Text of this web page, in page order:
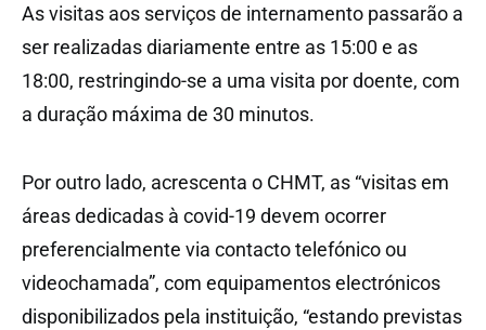
As visitas aos serviços de internamento passarão a
ser realizadas diariamente entre as 15:00 e as
18:00, restringindo-se a uma visita por doente, com
a duração máxima de 30 minutos.
Por outro lado, acrescenta o CHMT, as “visitas em
áreas dedicadas à covid-19 devem ocorrer
preferencialmente via contacto telefónico ou
videochamada”, com equipamentos electrónicos
disponibilizados pela instituição, “estando previstas